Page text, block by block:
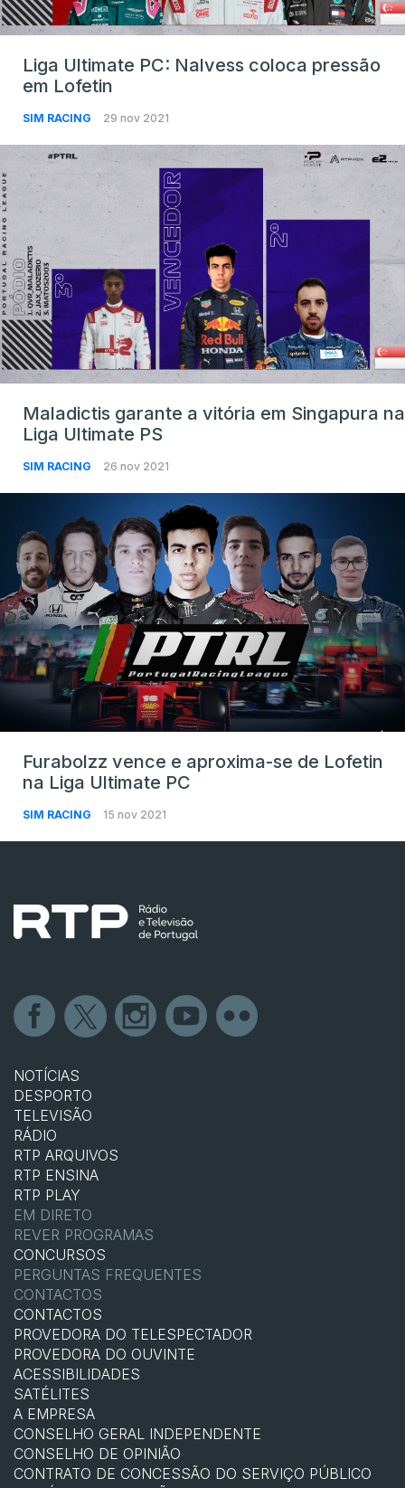
Liga Ultimate PC: Nalvess coloca pressão
em Lofetin
SIM RACING 29 nov 2021
Maladictis garante a vitória em Singapura na
Liga Ultimate PS
SIM RACING 26 nov 2021
Furabolzz vence e aproxima-se de Lofetin
na Liga Ultimate PC
SIM RACING 15 nov 2021
NOTÍCIAS
DESPORTO
TELEVISÃO
RÁDIO
RTP ARQUIVOS
RTP ENSINA
RTP PLAY
EM DIRETO
REVER PROGRAMAS
CONCURSOS
PERGUNTAS FREQUENTES
CONTACTOS
CONTACTOS
PROVEDORA DO TELESPECTADOR
PROVEDORA DO OUVINTE
ACESSIBILIDADES
SATÉLITES
A EMPRESA
CONSELHO GERAL INDEPENDENTE
CONSELHO DE OPINIÃO
CONTRATO DE CONCESSÃO DO SERVIÇO PÚBLICO